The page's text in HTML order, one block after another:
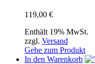
119,00 €
Enthält 19% MwSt.
zzgl. Versand
Gehe zum Produkt
In den Warenkorb